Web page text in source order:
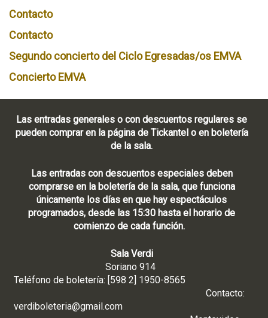
Contacto
Contacto
Segundo concierto del Ciclo Egresadas/os EMVA
Concierto EMVA
Las entradas generales o con descuentos regulares se
pueden comprar en la página de Tickantel o en boletería
de la sala.
Las entradas con descuentos especiales deben
comprarse en la boletería de la sala, que funciona
únicamente los días en que hay espectáculos
programados, desde las 15:30 hasta el horario de
comienzo de cada función.
Sala Verdi
Soriano 914
Teléfono de boletería: [598 2] 1950-8565
Contacto:
verdiboleteria@gmail.com